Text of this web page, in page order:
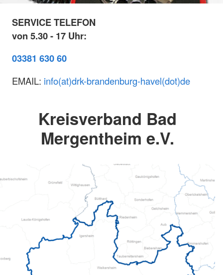
SERVICE TELEFON
von 5.30 - 17 Uhr:
03381 630 60
EMAIL: info(at)drk-brandenburg-havel(dot)de
Kreisverband Bad
Mergentheim e.V.